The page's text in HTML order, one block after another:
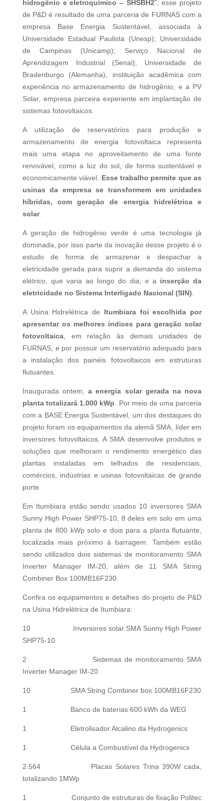
hidrogênio e eletroquímico – SHSBH2”, esse projeto
de P&D é resultado de uma parceria de FURNAS com a
empresa Base Energia Sustentável, associada à
Universidade Estadual Paulista (Unesp); Universidade
de Campinas (Unicamp); Serviço Nacional de
Aprendizagem Industrial (Senai); Universidade de
Bradenburgo (Alemanha), instituição acadêmica com
experiência no armazenamento de hidrogênio; e a PV
Solar, empresa parceira experiente em implantação de
sistemas fotovoltaicos.
A utilização de reservatórios para produção e
armazenamento de energia fotovoltaica representa
mais uma etapa no aproveitamento de uma fonte
renovável, como a luz do sol, de forma sustentável e
economicamente viável. Esse trabalho permite que as
usinas da empresa se transformem em unidades
híbridas, com geração de energia hidrelétrica e
solar.
A geração de hidrogênio verde é uma tecnologia já
dominada, por isso parte da inovação desse projeto é o
estudo de forma de armazenar e despachar a
eletricidade gerada para suprir a demanda do sistema
elétrico, que varia ao longo do dia, e a inserção da
eletricidade no Sistema Interligado Nacional (SIN)
A Usina Hidrelétrica de Itumbiara foi escolhida por
apresentar os melhores índices para geração solar
fotovoltaica, em relação às demais unidades de
FURNAS, e por possuir um reservatório adequado para
a instalação dos painéis fotovoltaicos em estruturas
flutuantes.
Inaugurada ontem,a energia solar gerada na nova
planta totalizará 1.000 kWp . Por meio de uma parceria
com a BASE Energia Sustentável, um dos destaques do
projeto foram os equipamentos da alemã SMA, líder em
inversores fotovoltaicos. A SMA desenvolve produtos e
soluções que melhoram o rendimento energético das
plantas instaladas em telhados de residenciais,
comércios, indústrias e usinas fotovoltaicas de grande
porte.
Em Itumbiara estão sendo usados 10 inversores SMA
Sunny High Power SHP75-10, 8 deles em solo em uma
planta de 800 kWp solo e dois para a planta flutuante,
localizada mais próximo à barragem. Também estão
sendo utilizados dois sistemas de monitoramento SMA
Inverter Manager IM-20, além de 11 SMA String
Combiner Box 100MB16F230.
Confira os equipamentos e detalhes do projeto de P&D
na Usina Hidrelétrica de Itumbiara:
10 Inversores solar SMA Sunny High Power
SHP75-10
2 Sistemas de monitoramento SMA
Inverter Manager IM-20
10 SMA String Combiner box 100MB16F230
1 Banco de baterias 600 kWh da WEG
1 Eletrolisador Alcalino da Hydrogenics
1 Célula a Combustível da Hydrogenics
2.564 Placas Solares Trina 390W cada,
totalizando 1MWp
1 Conjunto de estruturas de fixação Politec